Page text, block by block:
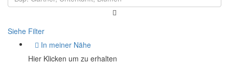
Siehe Filter
In meiner Nähe
Hier Klicken um zu erhalten